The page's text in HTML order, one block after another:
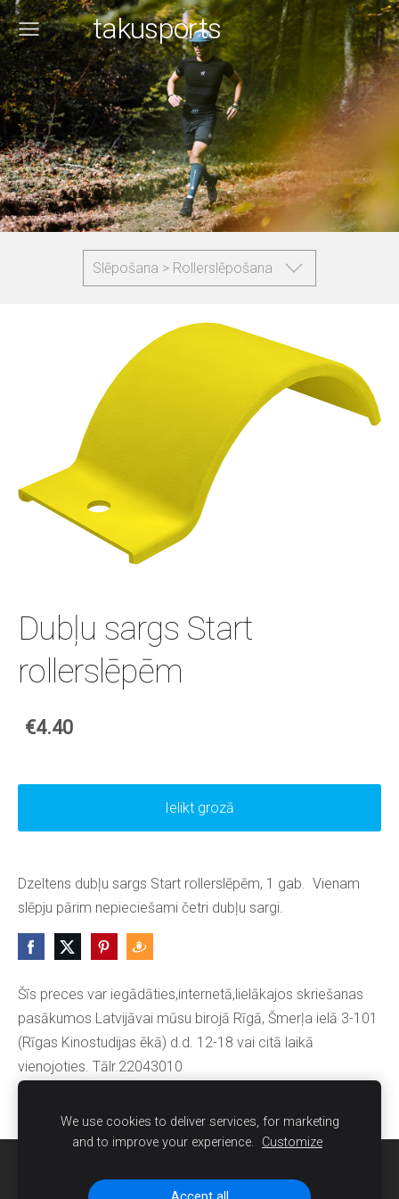
takusports
Slēpošana > Rollerslēpošana
Šīs preces var iegādāties,internetā,lielākajos skriešanas
pasākumos Latvijāvai mūsu birojā Rīgā, Šmerļa ielā 3-101
(Rīgas Kinostudijas ēkā) d.d. 12-18 vai citā laikā
vienojoties. Tālr.22043010
Dubļu sargs Start
rollerslēpēm
€4.40
Ielikt grozā
Dzeltens dubļu sargs Start rollerslēpēm, 1 gab. Vienam
slēpju pārim nepieciešami četri dubļu sargi.
We use cookies to deliver services, for marketing
and to improve your experience.
Customize